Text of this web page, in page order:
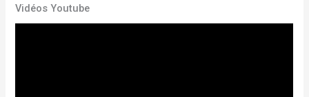
Vidéos Youtube